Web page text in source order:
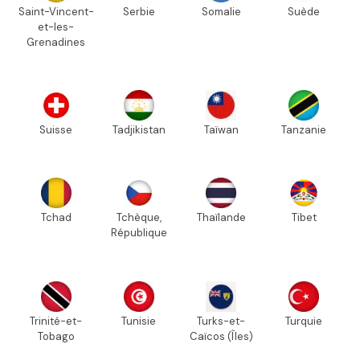
Saint-Vincent-
et-les-
Grenadines
Serbie Somalie Suède
Suisse Tadjikistan Taïwan Tanzanie
Tchad
Tchèque,
République
Thaïlande Tibet
Trinité-et-
Tobago
Tunisie
Turks-et-
Caïcos (Îles)
Turquie